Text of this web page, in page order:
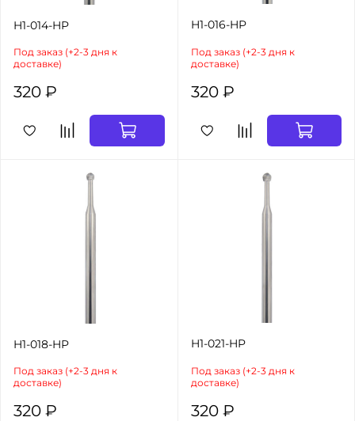
H1-014-HP
Под заказ (+2-3 дня к
доставке)
320 ₽
H1-016-HP
Под заказ (+2-3 дня к
доставке)
320 ₽
H1-018-HP
Под заказ (+2-3 дня к
доставке)
320 ₽
H1-021-HP
Под заказ (+2-3 дня к
доставке)
320 ₽